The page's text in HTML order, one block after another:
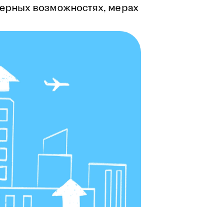
возможностях, мерах